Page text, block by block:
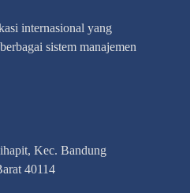
internasional yang
sistem manajemen
Kec. Bandung
40114